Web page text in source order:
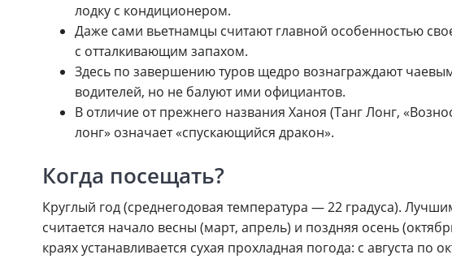
лодку с кондиционером.
Даже сами вьетнамцы считают главной особенностью
с отталкивающим запахом.
Здесь по завершению туров щедро вознаграждают
водителей, но не балуют ими официантов.
В отличие от прежнего названия Ханоя (Танг Лонг,
лонг» означает «спускающийся дракон».
Когда посещать?
Круглый год (среднегодовая температура — 22 градуса).
считается начало весны (март, апрель) и поздняя осень
краях устанавливается сухая прохладная погода: с августа по